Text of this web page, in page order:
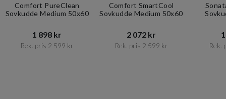
Comfort PureClean
Sovkudde Medium 50x60
1 898 kr​​
Rek. pris 2 599 kr​​
Comfort SmartCool
Sovkudde Medium 50x60
2 072 kr​​
Rek. pris 2 599 kr​​
Rek.